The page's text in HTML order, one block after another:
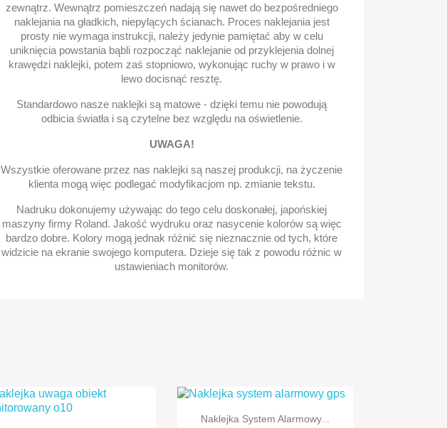
zewnątrz. Wewnątrz pomieszczeń nadają się nawet do bezpośredniego
naklejania na gładkich, niepylących ścianach. Proces naklejania jest
prosty nie wymaga instrukcji, należy jedynie pamiętać aby w celu
uniknięcia powstania bąbli rozpocząć naklejanie od przyklejenia dolnej
krawędzi naklejki, potem zaś stopniowo, wykonując ruchy w prawo i w
lewo docisnąć resztę.
Standardowo nasze naklejki są matowe - dzięki temu nie powodują
odbicia światła i są czytelne bez względu na oświetlenie.
UWAGA!
Wszystkie oferowane przez nas naklejki są naszej produkcji, na życzenie
klienta mogą więc podlegać modyfikacjom np. zmianie tekstu.
Nadruku dokonujemy używając do tego celu doskonałej, japońskiej
maszyny firmy Roland. Jakość wydruku oraz nasycenie kolorów są więc
bardzo dobre. Kolory mogą jednak różnić się nieznacznie od tych, które
widzicie na ekranie swojego komputera. Dzieje się tak z powodu różnic w
ustawieniach monitorów.
Szybki podgląd
Naklejka System Alarmowy...